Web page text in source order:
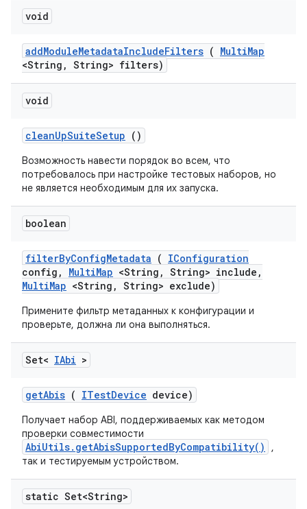
void
addModuleMetadataIncludeFilters ( MultiMap
<String , String> filters)
void
cleanUpSuiteSetup ()
Возможность навести порядок во всем, что
потребовалось при настройке тестовых наборов, но
не является необходимым для их запуска.
boolean
filterByConfigMetadata ( IConfiguration
config , MultiMap <String , String> include ,
MultiMap <String , String> exclude)
Примените фильтр метаданных к конфигурации и
проверьте, должна ли она выполняться.
Set< IAbi >
getAbis ( ITestDevice device)
Получает набор ABI, поддерживаемых как методом
проверки совместимости
AbiUtils.getAbisSupportedByCompatibility()
,
так и тестируемым устройством.
static Set<String>